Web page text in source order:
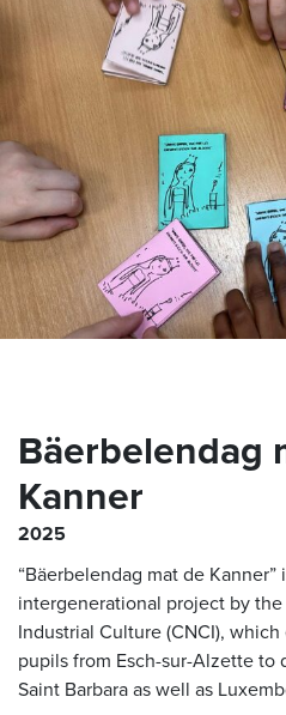
Bäerbelendag
Kanner
2025
“Bäerbelendag mat de Kanner”
intergenerational project by
Industrial Culture (CNCI),
pupils from Esch-sur-Alzette to
Saint Barbara as well as